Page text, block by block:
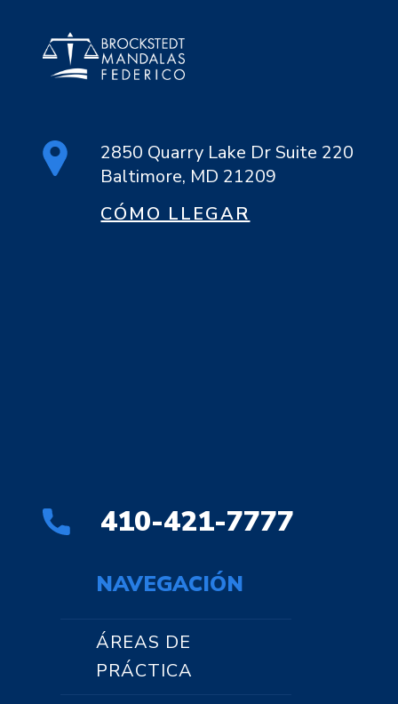
2850 Quarry Lake Dr Suite 220
Baltimore, MD 21209
CÓMO LLEGAR
410-421-7777
NAVEGACIÓN
ÁREAS DE
PRÁCTICA